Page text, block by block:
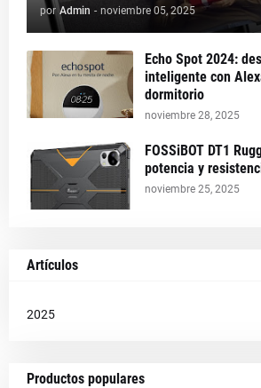
por Admin - noviembre 05, 2025
Echo Spot 2024:
inteligente con
dormitorio
noviembre 28, 2025
FOSSiBOT DT1
potencia y
noviembre 25, 2025
Artículos
2025
Productos populares